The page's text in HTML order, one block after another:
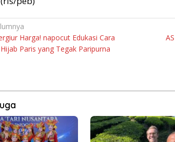
Harga! napocut Edukasi Cara
Paris yang Tegak Paripurna